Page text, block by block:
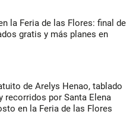
la Feria de las Flores: final de
gratis y más planes en
de Arelys Henao, tablado
recorridos por Santa Elena
en la Feria de las Flores